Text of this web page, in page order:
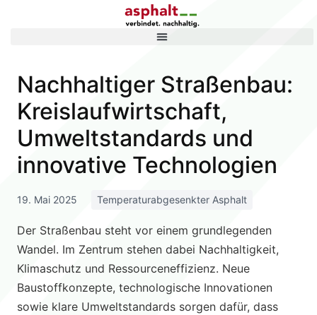
Nachhaltiger Straßenbau:
Kreislaufwirtschaft,
Umweltstandards und
innovative Technologien
19. Mai 2025 Temperaturabgesenkter Asphalt
Der Straßenbau steht vor einem grundlegenden
Wandel. Im Zentrum stehen dabei Nachhaltigkeit,
Klimaschutz und Ressourceneffizienz. Neue
Baustoffkonzepte, technologische Innovationen
sowie klare Umweltstandards sorgen dafür, dass